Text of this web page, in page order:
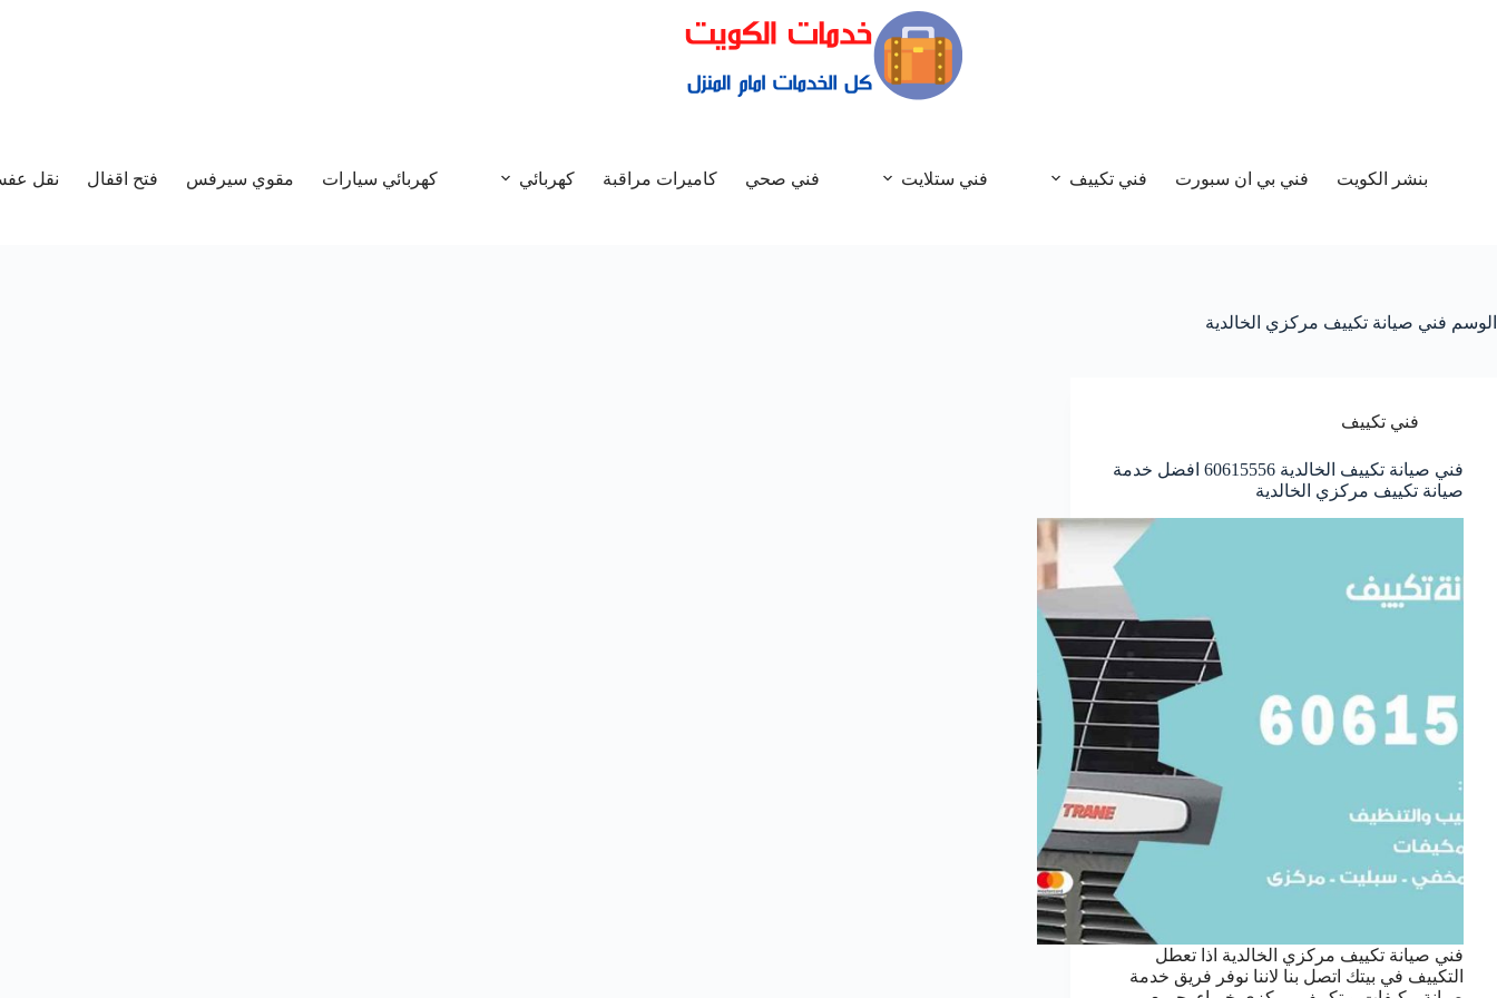
بنشر الكويت فني بي ان سبورت فني تكييف فني ستلايت فني صحي كاميرات مراقبة كهربائي كهربائي سيارات مقوي سيرفس فتح اقفال نقل
الوسم فني صيانة تكييف مركزي الخالدية
فني تكييف
فني صيانة تكييف الخالدية 60615556 افضل خدمة
صيانة تكييف مركزي الخالدية
فني صيانة تكييف مركزي الخالدية اذا تعطل
التكييف في بيتك اتصل بنا لاننا نوفر فريق خدمة